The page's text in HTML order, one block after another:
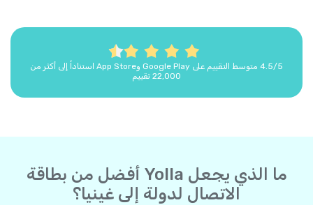
4.5/5 متوسط التقييم على Google Play وApp Store استناداً إلى أكثر من
22,000 تقييم
ما الذي يجعل Yolla أفضل من بطاقة
الاتصال لدولة إلى غينيا؟